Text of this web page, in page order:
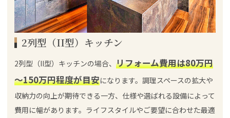
2列型（II型）キッチン
2列型（II型）キッチンの場合、 リフォーム費用は80万円
～150万円程度が目安になります。調理スペースの拡大や
収納力の向上が期待できる一方、仕様や選ばれる設備によって
費用に幅があります。ライフスタイルやご要望に合わせた最適